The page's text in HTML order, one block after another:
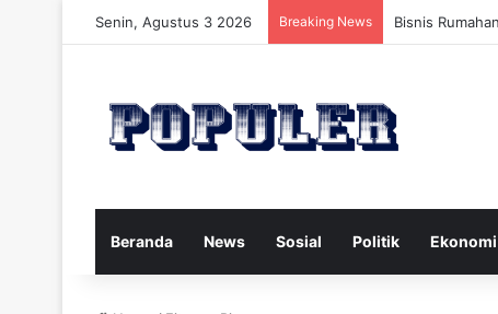
Senin, Agustus 3 2026 Breaking News Bisnis
Beranda News Sosial Politik Ekonomi